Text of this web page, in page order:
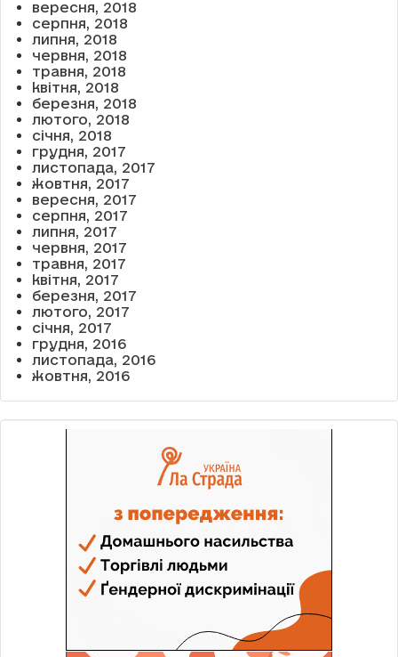
вересня, 2018
серпня, 2018
липня, 2018
червня, 2018
травня, 2018
квітня, 2018
березня, 2018
лютого, 2018
січня, 2018
грудня, 2017
листопада, 2017
жовтня, 2017
вересня, 2017
серпня, 2017
липня, 2017
червня, 2017
травня, 2017
квітня, 2017
березня, 2017
лютого, 2017
січня, 2017
грудня, 2016
листопада, 2016
жовтня, 2016